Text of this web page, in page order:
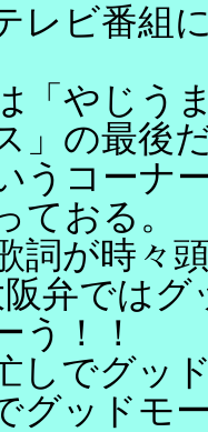
レビ番組
「やじう
」の最後
うコーナ
ておる。
詞が時々
阪弁では
う！！
しでグッ
グッドモ